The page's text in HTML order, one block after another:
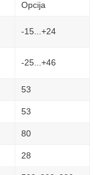
Opcija
-15...+24
-25...+46
53
53
80
28